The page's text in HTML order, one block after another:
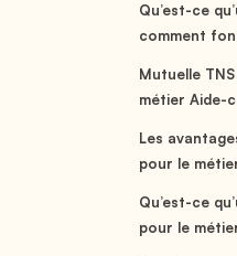
Qu’est-ce
comment
Mutuelle
métier Aide-
Les
pour le
Qu’est-ce
pour le